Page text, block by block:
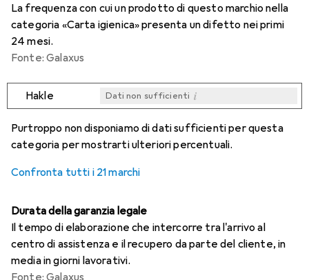
La frequenza con cui un prodotto di questo marchio nella
categoria «Carta igienica» presenta un difetto nei primi
24 mesi.
Fonte: Galaxus
Hakle Dati non sufficienti i
Purtroppo non disponiamo di dati sufficienti per questa
categoria per mostrarti ulteriori percentuali.
Confronta tutti i 21 marchi
Durata della garanzia legale
Il tempo di elaborazione che intercorre tra l'arrivo al
centro di assistenza e il recupero da parte del cliente, in
media in giorni lavorativi.
Fonte: Galaxus